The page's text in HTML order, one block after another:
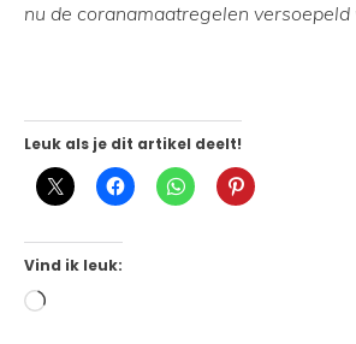
nu de coranamaatregelen versoepeld
Leuk als je dit artikel deelt!
Vind ik leuk:
Aan